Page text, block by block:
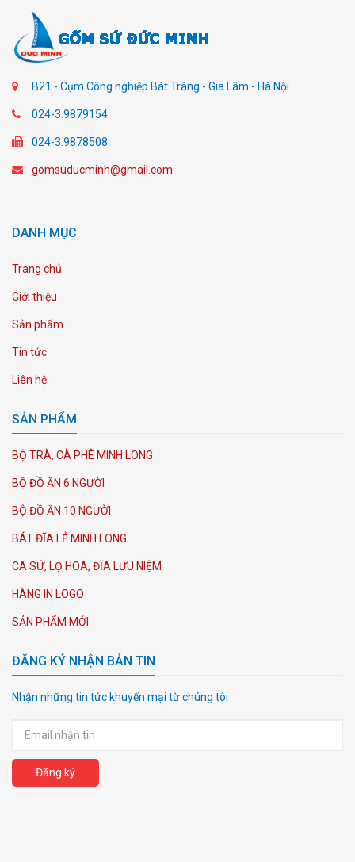
B21 - Cụm Công nghiệp Bát Tràng - Gia Lâm - Hà Nội
024-3.9879154
024-3.9878508
gomsuducminh@gmail.com
DANH MỤC
Trang chủ
Giới thiệu
Sản phẩm
Tin tức
Liên hệ
SẢN PHẨM
BỘ TRÀ, CÀ PHÊ MINH LONG
BỘ ĐỒ ĂN 6 NGƯỜI
BỘ ĐỒ ĂN 10 NGƯỜI
BÁT ĐĨA LẺ MINH LONG
CA SỨ, LỌ HOA, ĐĨA LƯU NIỆM
HÀNG IN LOGO
SẢN PHẨM MỚI
ĐĂNG KÝ NHẬN BẢN TIN
Nhận những tin tức khuyến mại từ chúng tôi
Đăng ký